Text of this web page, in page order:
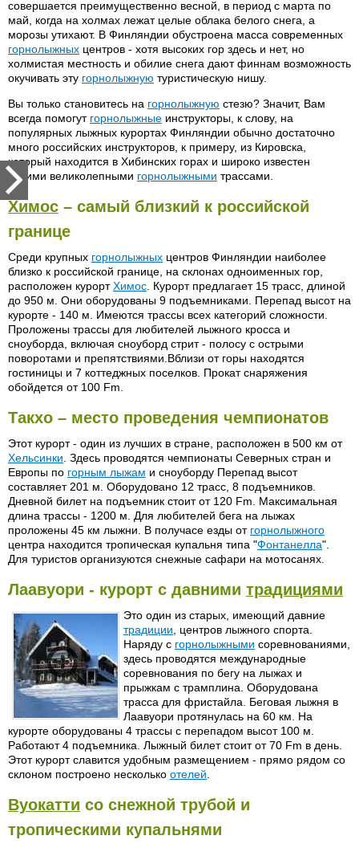
совершается преимущественно весной, в период с марта по
май, когда на холмах лежат целые облака белого снега, а
морозы утихают. В Финляндии обустроена масса современных
горнолыжных центров - хотя высоких гор здесь и нет, но
холмистая местность и обилие снега дают финнам возможность
окучивать эту горнолыжную туристическую нишу.
Вы только становитесь на горнолыжную стезю? Значит, Вам
всегда помогут горнолыжные инструкторы, к слову, на
популярных лыжных курортах Финляндии обычно достаточно
много российских инструкторов, к примеру, из Кировска,
который находится в Хибинских горах и широко известен
своими великолепными горнолыжными трассами.
Химос – самый близкий к российской
границе
Среди крупных горнолыжных центров Финляндии наиболее
близко к российской границе, на склонах одноименных гор,
расположен курортХимос . Курорт предлагает 15 трасс, длиной
до 950 м. Они оборудованы 9 подъемниками. Перепад высот на
курорте - 140 м. Имеются трассы всех категорий сложности.
Проложены трассы для любителей лыжного кросса и
сноуборда, включая сноуборд стрит - полосу с острыми
поворотами и препятствиями.Вблизи от горы находятся
гостиницы и 7 коттеджных поселков. Прокат снаряжения
обойдется от 100 Fm.
Такхо – место проведения чемпионатов
Этот курорт - один из лучших в стране, расположен в 500 км от
Хельсинки . Здесь проводятся чемпионаты Северных стран и
Европы по горным лыжам и сноуборду Перепад высот
составляет 201 м. Оборудовано 12 трасс, 8 подъемников.
Дневной билет на подъемник стоит от 120 Fm. Максимальная
длина трассы - 1200 м. Для любителей бега на лыжах
проложены 45 км лыжни. В получасе езды от горнолыжного
центра находится тропическая купальня типа "Фонтанелла".
Для туристов организуются снежные сафари на мотосанях.
Лаавуори - курорт с давними традициями
Это один из старых, имеющий давние
традиции , центров лыжного спорта.
Наряду с горнолыжными соревнованиями,
здесь проводятся международные
соревнования по бегу на лыжах и
прыжкам с трамплина. Оборудована
трасса для фристайла. Беговая лыжня в
Лаавуори протянулась на 60 км. На
курорте оборудованы 4 трассы с перепадом высот 100 м.
Работают 4 подъемника. Лыжный билет стоит от 70 Fm в день.
Этот курорт славится удобным размещением - прямо рядом со
склоном построено несколько отелей
Вуокатти со снежной трубой и
тропическими купальнями